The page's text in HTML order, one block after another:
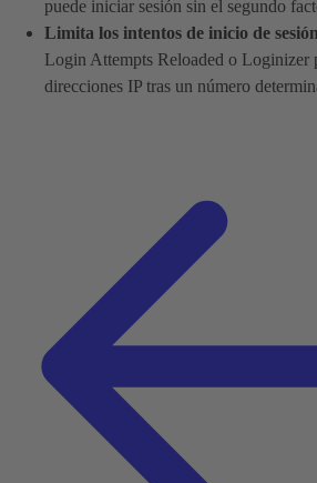
puede iniciar sesión sin el segundo
Limita los intentos de inicio de sesión
Login Attempts Reloaded o Loginizer
direcciones IP tras un número